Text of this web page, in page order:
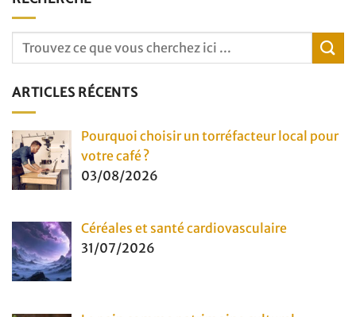
ARTICLES RÉCENTS
Pourquoi choisir un torréfacteur local pour
votre café ?
03/08/2026
Céréales et santé cardiovasculaire
31/07/2026